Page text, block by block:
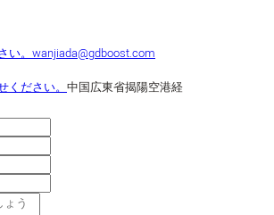
。 wanjiada@gdboost.com
ださい。 中国広東省揭陽空港経